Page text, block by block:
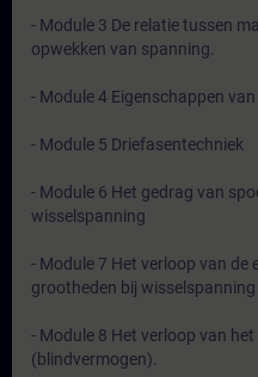
- Module 3 De relatie tussen
opwekken van spanning.
- Module 4 Eigenschappen
- Module 5 Driefasentechniek
- Module 6 Het gedrag van
wisselspanning
- Module 7 Het verloop van de
grootheden bij wisselspanning
- Module 8 Het verloop van
(blindvermogen).